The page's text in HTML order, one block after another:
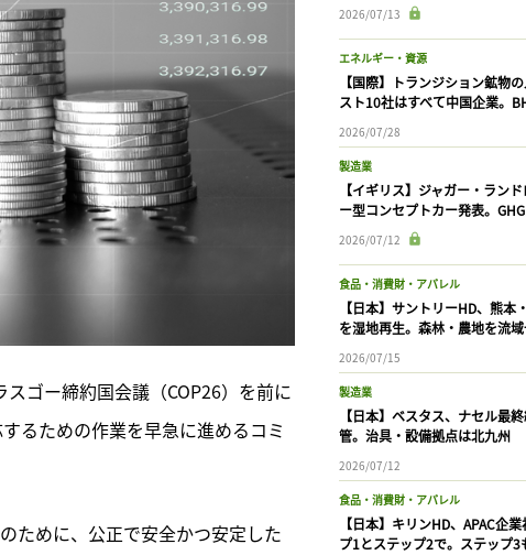
ゴー締約国会議（COP26）を前に
るための作業を早急に進めるコミ
ために、公正で安全かつ安定した
2026/07/13
エネルギー・資源
【国際】トランジション鉱物
スト10社はすべて中国企業。
2026/07/28
製造業
【イギリス】ジャガー・ラン
ー型コンセプトカー発表。
2026/07/12
食品・消費財・アパレル
【日本】サントリーHD、熊
を湿地再生。森林・農地を流
2026/07/15
製造業
【日本】ベスタス、ナセル最
管。治具・設備拠点は北九州
2026/07/12
食品・消費財・アパレル
【日本】キリンHD、APAC企
プ1とステップ2で。ステップ3